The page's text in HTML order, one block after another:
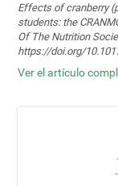
Effects of cranberry
students: the
Of The Nutrition
https://doi.org/
Ver el artículo